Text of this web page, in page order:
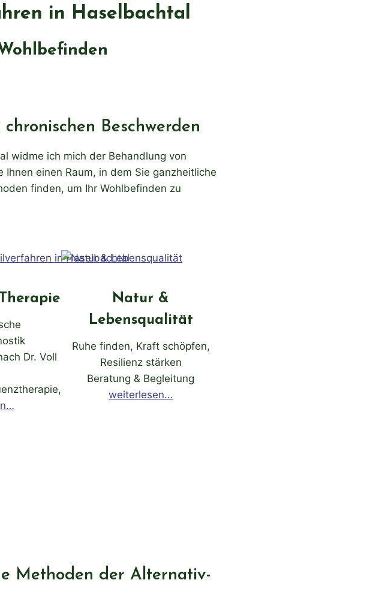
in Haselbachtal
Beschwerden
widme ich mich der Behandlung von
einen Raum, in dem Sie ganzheitliche
finden, um Ihr Wohlbefinden zu
Dr. Voll
Natur &
Lebensqualität
Ruhe finden, Kraft schöpfen,
Resilienz stärken
Beratung & Begleitung
weiterlesen…
Methoden der Alternativ-